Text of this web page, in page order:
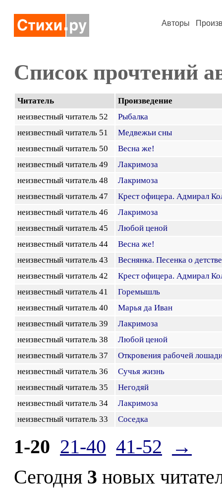
Авторы
Список прочтений
Читатель
Произведение
неизвестный читатель 52
Рыбалка
неизвестный читатель 51
Медвежьи сны
неизвестный читатель 50
Весна же!
неизвестный читатель 49
Лакримоза
неизвестный читатель 48
Лакримоза
неизвестный читатель 47
Крест офицера. Адмирал
неизвестный читатель 46
Лакримоза
неизвестный читатель 45
Любой ценой
неизвестный читатель 44
Весна же!
неизвестный читатель 43
Веснянка. Песенка о
неизвестный читатель 42
Крест офицера. Адмирал
неизвестный читатель 41
Горемышль
неизвестный читатель 40
Марья да Иван
неизвестный читатель 39
Лакримоза
неизвестный читатель 38
Любой ценой
неизвестный читатель 37
Откровения рабочей
неизвестный читатель 36
Сучья жизнь
неизвестный читатель 35
Негодяй
неизвестный читатель 34
Лакримоза
неизвестный читатель 33
Соседка
1-20 21-40 41-52
→
Сегодня 3 новых